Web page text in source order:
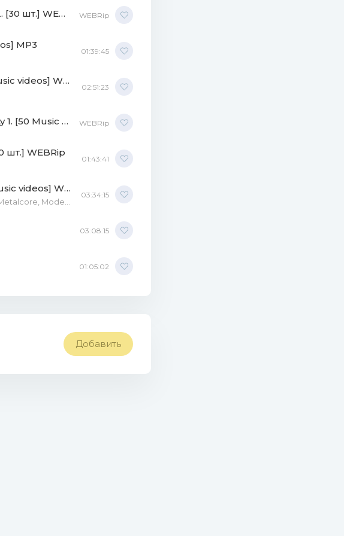
Mb) Сборник клипов - ULTRA Music Hits 4K-UHD. Vol. 2. [30 шт.] WEBRip WEBRip
MP3
01:39:45
Сборник клипов - House Music Brand. Vol. 1 [50 Music videos] WEBRip
02:51:23
Сборник клипов - House & Techno Music Hits. Party 1. [50 Music videos] WEBRip WEBRip
шт.] WEBRip
01:43:41
Сборник клипов - Bester Deutschrock. Vol.1 [50 Music videos] WEBRip
03:34:15
03:08:15
01:05:02
Добавить